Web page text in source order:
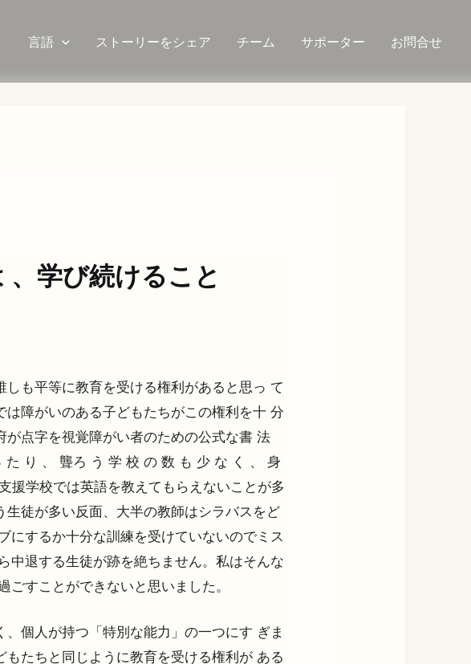
言語 ストーリーをシェア チーム サポーター お問合せ
学び続けること
も平等に教育を受ける権利があると思っ て
は障がいのある子どもたちがこの権利を十 分
が点字を視覚障がい者のための公式な書 法
た り 、 聾ろ う 学 校 の 数 も 少 な く 、 身
援学校では英語を教えてもらえないことが多
生徒が多い反面、大半の教師はシラバスをど
にするか十分な訓練を受けていないのでミス
中退する生徒が跡を絶ちません。私はそんな
ごすことができないと思いました。
個人が持つ「特別な能力」の一つにす ぎま
たちと同じように教育を受ける権利が ある